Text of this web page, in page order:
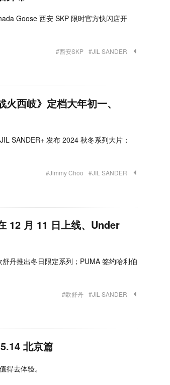
Goose 西安 SKP 限时官方快闪店开
#西安SKP #JIL SANDER
西岐》定档大年初一、
SANDER+ 发布 2024 秋冬系列大片；
#Jimmy Choo #JIL SANDER
12 月 11 日上线、Under
丹推出冬日限定系列；PUMA 签约哈利伯
#欧舒丹 #JIL SANDER
北京篇
得去体验。